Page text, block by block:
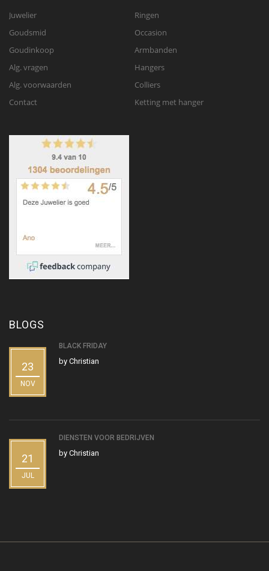
Juwelier
Goudsmid
Goudinkoop
Alg. vragen
Alg. voorwaarden
Contact
Ringen
Occasion
Armbanden
Hangers
Colliers
Ketting met hanger
BLOGS
23
NOV
BLACK FRIDAY
by Christian
21
JUL
DIENSTEN VOOR BEDRIJVEN
by Christian